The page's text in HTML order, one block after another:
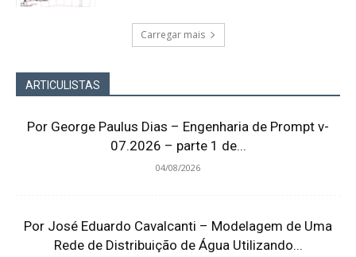
Carregar mais
ARTICULISTAS
Por George Paulus Dias – Engenharia de Prompt v-
07.2026 – parte 1 de...
04/08/2026
Por José Eduardo Cavalcanti – Modelagem de Uma
Rede de Distribuição de Água Utilizando...